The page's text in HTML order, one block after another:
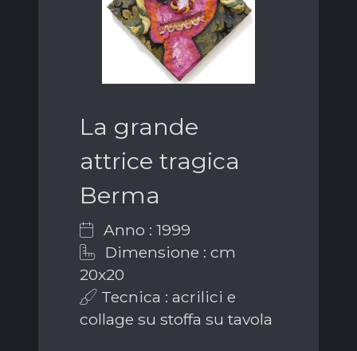
La grande
attrice tragica
Berma
Anno : 1999
Dimensione : cm
20x20
Tecnica : acrilici e
collage su stoffa su tavola